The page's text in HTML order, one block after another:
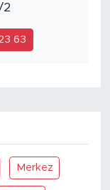
2
63
Merkez